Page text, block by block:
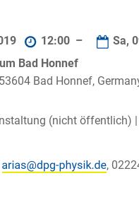
12:00 – Sa,
Bad Honnef
Bad Honnef,
(nicht öffentlich) |
,